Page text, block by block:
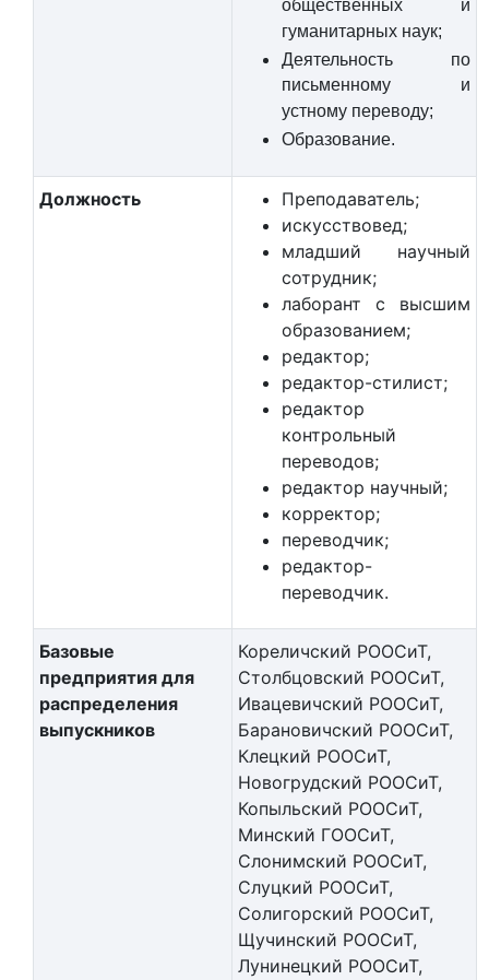
общественных и
гуманитарных наук;
Деятельность по
письменному и
устному переводу;
Образование.
Должность
Преподаватель;
искусствовед;
младший научный
сотрудник;
лаборант с высшим
образованием;
редактор;
редактор-стилист;
редактор
контрольный
переводов;
редактор научный;
корректор;
переводчик;
редактор-
переводчик.
Базовые
предприятия для
распределения
выпускников
Кореличский РООСиТ,
Столбцовский РООСиТ,
Ивацевичский РООСиТ,
Барановичский РООСиТ,
Клецкий РООСиТ,
Новогрудский РООСиТ,
Копыльский РООСиТ,
Минский ГООСиТ,
Слонимский РООСиТ,
Слуцкий РООСиТ,
Солигорский РООСиТ,
Щучинский РООСиТ,
Лунинецкий РООСиТ,